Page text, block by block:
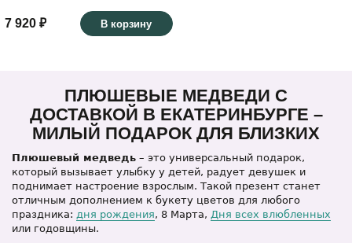
7 920 ₽ В корзину
ПЛЮШЕВЫЕ МЕДВЕДИ С
ДОСТАВКОЙ В ЕКАТЕРИНБУРГЕ –
МИЛЫЙ ПОДАРОК ДЛЯ БЛИЗКИХ
Плюшевый медведь – это универсальный подарок,
который вызывает улыбку у детей, радует девушек и
поднимает настроение взрослым. Такой презент станет
отличным дополнением к букету цветов для любого
праздника: дня рождения, 8 Марта, Дня всех влюбленных
или годовщины.